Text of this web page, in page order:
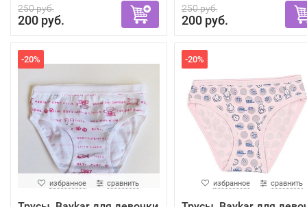
250 руб.
200 руб.
250 руб.
200 руб.
-20%
избранное сравнить
-20%
избранное сравнить